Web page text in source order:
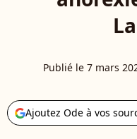
Publié le 7 mars
Ajoutez Ode à vos